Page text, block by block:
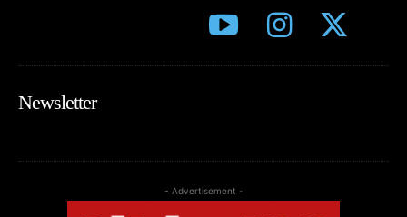
Newsletter
- Advertisement -